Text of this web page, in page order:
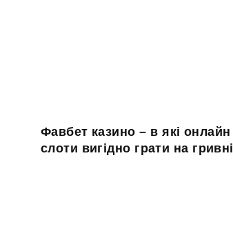
Фавбет казино – в які онлайн
слоти вигідно грати на гривні